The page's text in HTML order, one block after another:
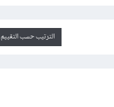
الترتيب حسب التقييم